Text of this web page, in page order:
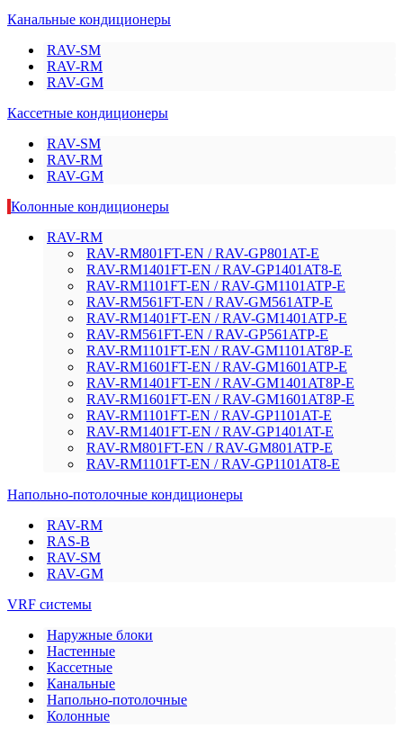
Канальные кондиционеры
RAV-SM
RAV-RM
RAV-GM
Кассетные кондиционеры
RAV-SM
RAV-RM
RAV-GM
Колонные кондиционеры
RAV-RM
RAV-RM801FT-EN / RAV-GP801AT-E
RAV-RM1401FT-EN / RAV-GP1401AT8-E
RAV-RM1101FT-EN / RAV-GM1101ATP-E
RAV-RM561FT-EN / RAV-GM561ATP-E
RAV-RM1401FT-EN / RAV-GM1401ATP-E
RAV-RM561FT-EN / RAV-GP561ATP-E
RAV-RM1101FT-EN / RAV-GM1101AT8P-E
RAV-RM1601FT-EN / RAV-GM1601ATP-E
RAV-RM1401FT-EN / RAV-GM1401AT8P-E
RAV-RM1601FT-EN / RAV-GM1601AT8P-E
RAV-RM1101FT-EN / RAV-GP1101AT-E
RAV-RM1401FT-EN / RAV-GP1401AT-E
RAV-RM801FT-EN / RAV-GM801ATP-E
RAV-RM1101FT-EN / RAV-GP1101AT8-E
Напольно-потолочные кондиционеры
RAV-RM
RAS-B
RAV-SM
RAV-GM
VRF системы
Наружные блоки
Настенные
Кассетные
Канальные
Напольно-потолочные
Колонные